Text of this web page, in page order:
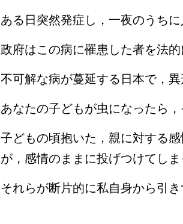
ある日突然発症し，一夜のうち
政府はこの病に罹患した者を法
不可解な病が蔓延する日本で，
あなたの子どもが虫になったら
子どもの頃抱いた，親に対する
が，感情のままに投げつけてしま
それらが断片的に私自身から引